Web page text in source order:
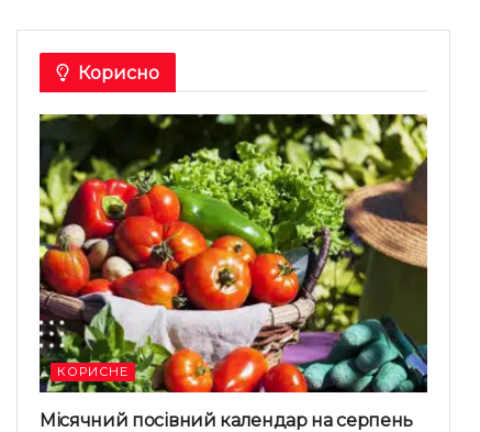
Корисно
КОРИСНЕ
Місячний посівний календар на серпень